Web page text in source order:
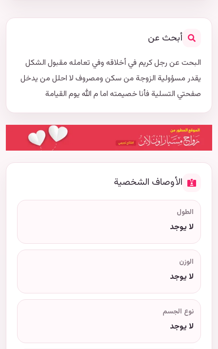
أبحث عن
البحت عن رجل كريم في أخلاقه وفي تعامله مقبول الشكل
يقدر مسؤولية الزوجة من سكن ومصروف لا احلل من يدخل
صفحتي التسلية فأنا خصيمته اما م الله يوم القيامة
الأوصاف الشخصية
الطول
لا يوجد
الوزن
لا يوجد
نوع الجسم
لا يوجد